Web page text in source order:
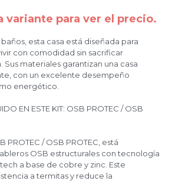
contacto
variante para ver el precio.
esta casa está diseñada para
con comodidad sin sacrificar
materiales garantizan una casa
con un excelente desempeño
energético.
EN ESTE KIT: OSB PROTEC / OSB
PROTEC / OSB PROTEC, está
OSB estructurales con tecnología
a base de cobre y zinc. Este
a termitas y reduce la